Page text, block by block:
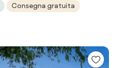
Consegna gratuita